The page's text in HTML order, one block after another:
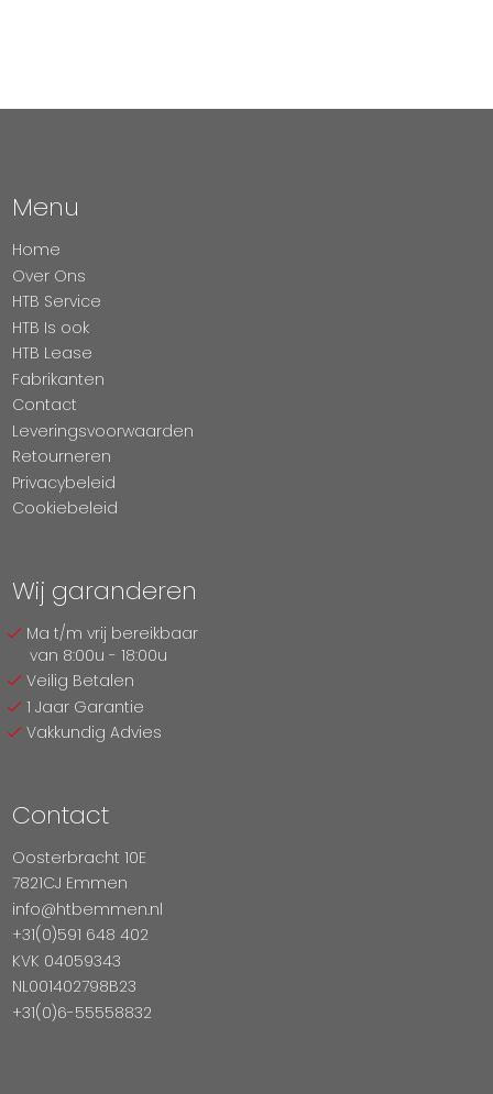
Menu
Home
Over Ons
HTB Service
HTB Is ook
HTB Lease
Fabrikanten
Contact
Leveringsvoorwaarden
Retourneren
Privacybeleid
Cookiebeleid
Wij garanderen
Ma t/m vrij bereikbaar
van 8:00u - 18:00u
Veilig Betalen
1 Jaar Garantie
Vakkundig Advies
Contact
Oosterbracht 10E
7821CJ Emmen
info@htbemmen.nl
+31(0)591 648 402
KVK 04059343
NL001402798B23
+31(0)6-55558832